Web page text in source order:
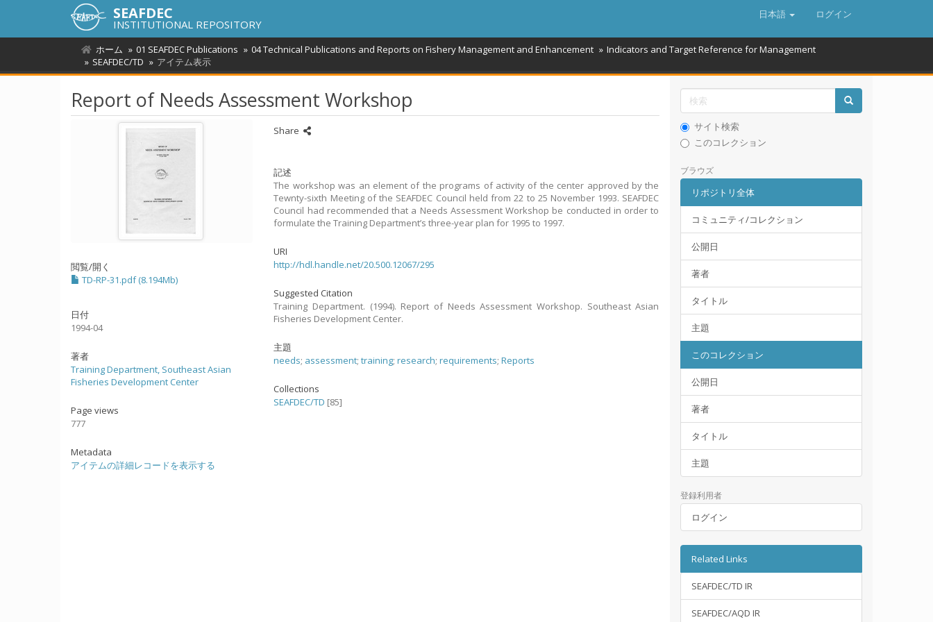
SEAFDEC
INSTITUTIONAL REPOSITORY
日本語 ログイン
ホーム 01 SEAFDEC Publications 04 Technical Publications and Reports on Fishery Management and Enhancement
Indicators and Target Reference for Management
SEAFDEC/TD
アイテム表示
Report of Needs Assessment Workshop
閲覧/開く
TD-RP-31.pdf (8.194Mb)
日付
1994-04
著者
Training Department, Southeast Asian
Fisheries Development Center
Page views
777
Metadata
アイテムの詳細レコードを表示する
Share
記述
The workshop was an element of the programs of activity of the center approved by the
Tewnty-sixth Meeting of the SEAFDEC Council held from 22 to 25 November 1993. SEAFDEC
Council had recommended that a Needs Assessment Workshop be conducted in order to
formulate the Training Department’s three-year plan for 1995 to 1997.
URI
http://hdl.handle.net/20.500.12067/295
Suggested Citation
Training Department. (1994). Report of Needs Assessment Workshop. Southeast Asian
Fisheries Development Center.
主題
needs; assessment;training;research;requirements;Reports
Collections
SEAFDEC/TD [85]
サイト検索
このコレクション
ブラウズ
リポジトリ全体
コミュニティ/コレクション
公開日
著者
タイトル
主題
このコレクション
公開日
著者
タイトル
主題
登録利用者
ログイン
Related Links
SEAFDEC/TD IR
SEAFDEC/AQD IR